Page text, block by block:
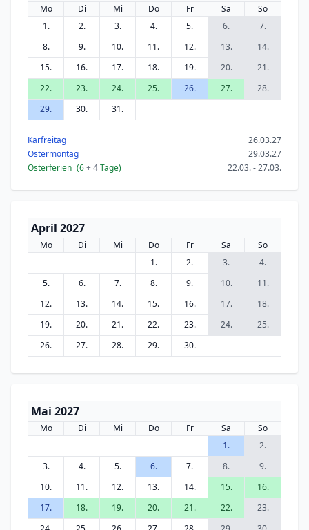
Mo Di Mi Do Fr Sa
So
1.
2. 3. 4. 5. 6.
7.
8.
9. 10. 11. 12. 13.
14.
15.
16. 17. 18. 19. 20.
21.
22.
23. 24. 25. 26. 27.
28.
29.
30. 31.
Karfreitag
26.03.27
Ostermontag
29.03.27
Osterferien (6+ 4Tage) 22.03. - 27.03.
April 2027
Mo Di Mi Do Fr Sa
So
1.
2. 3.
4.
5.
6. 7. 8. 9. 10.
11.
12.
13. 14. 15. 16. 17.
18.
19.
20. 21. 22. 23. 24.
25.
26.
27. 28. 29. 30.
Mai 2027
Mo Di Mi Do Fr Sa
So
1.
2.
3.
4. 5. 6. 7. 8.
9.
10.
11. 12. 13. 14. 15.
16.
17.
18. 19. 20. 21. 22.
23.